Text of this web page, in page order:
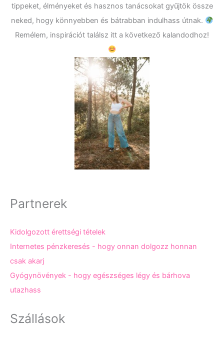
tippeket, élményeket és hasznos tanácsokat gyűjtök össze
neked, hogy könnyebben és bátrabban indulhass útnak.
Remélem, inspirációt találsz itt a következő kalandodhoz!
Partnerek
Kidolgozott érettségi tételek
Internetes pénzkeresés - hogy onnan dolgozz honnan
csak akarj
Gyógynövények - hogy egészséges légy és bárhova
utazhass
Szállások